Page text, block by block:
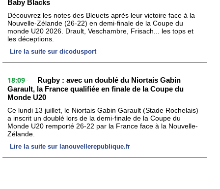
Baby Blacks
Découvrez les notes des Bleuets après leur victoire face à la
Nouvelle-Zélande (26-22) en demi-finale de la Coupe du
monde U20 2026. Drault, Veschambre, Frisach... les tops et
les déceptions.
Lire la suite sur dicodusport
18:09 -
Rugby : avec un doublé du Niortais Gabin
Garault, la France qualifiée en finale de la Coupe du
Monde U20
Ce lundi 13 juillet, le Niortais Gabin Garault (Stade Rochelais)
a inscrit un doublé lors de la demi-finale de la Coupe du
Monde U20 remporté 26-22 par la France face à la Nouvelle-
Zélande.
Lire la suite sur lanouvellerepublique.fr